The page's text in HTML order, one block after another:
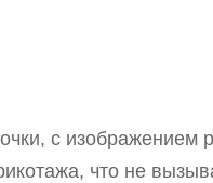
с изображением
что не